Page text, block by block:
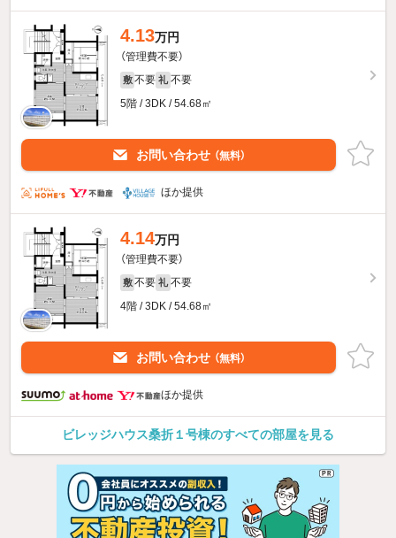
4.13万円
（管理費不要）
敷 不要 礼 不要
5階 / 3DK / 54.68㎡
お問い合わせ （無料）
ほか提供
4.14万円
（管理費不要）
敷 不要 礼 不要
4階 / 3DK / 54.68㎡
お問い合わせ （無料）
ほか提供
ビレッジハウス桑折１号棟のすべての部屋を見る